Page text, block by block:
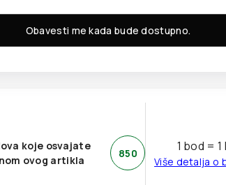
Obavesti me kada bude dostupno.
koje osvajate
ovog artikla
850 1 bod = 1
Više detalja o